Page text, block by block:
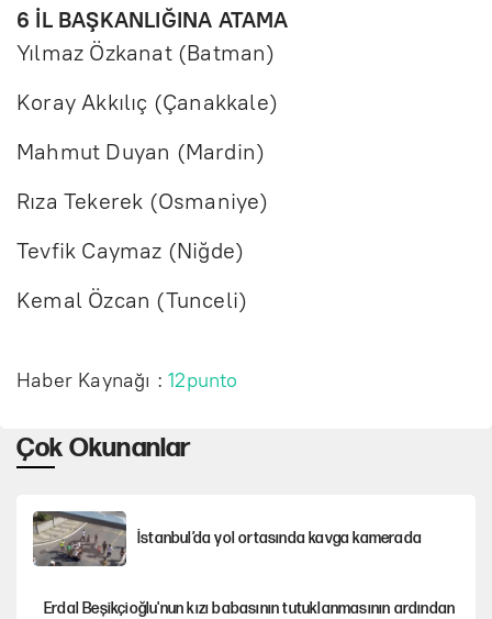
6 İL BAŞKANLIĞINA ATAMA
Yılmaz Özkanat (Batman)
Koray Akkılıç (Çanakkale)
Mahmut Duyan (Mardin)
Rıza Tekerek (Osmaniye)
Tevfik Caymaz (Niğde)
Kemal Özcan (Tunceli)
Haber Kaynağı :12punto
Çok Okunanlar
İstanbul’da yol ortasında kavga kamerada
Erdal Beşikçioğlu'nun kızı babasının tutuklanmasının ardından